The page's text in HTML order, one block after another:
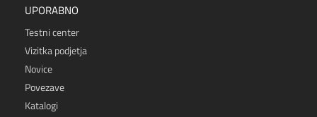
UPORABNO
Testni center
Vizitka podjetja
Novice
Povezave
Katalogi